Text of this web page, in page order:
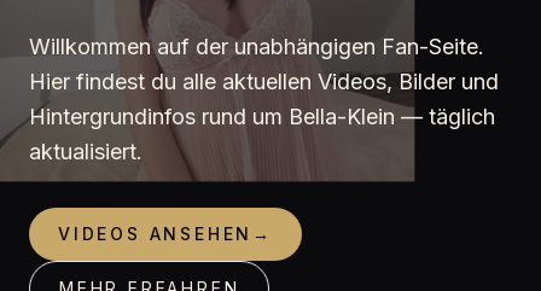
Willkommen auf der unabhängigen Fan-Seite.
Hier findest du alle aktuellen Videos, Bilder und
Hintergrundinfos rund um Bella-Klein — täglich
aktualisiert.
VIDEOS ANSEHEN →